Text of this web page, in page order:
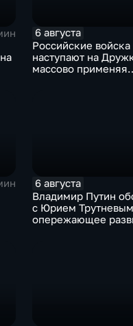
6 августа
Российские войска
наступают на
массово применяя
6 августа
Владимир Путин
с Юрием Трутневым
опережающее